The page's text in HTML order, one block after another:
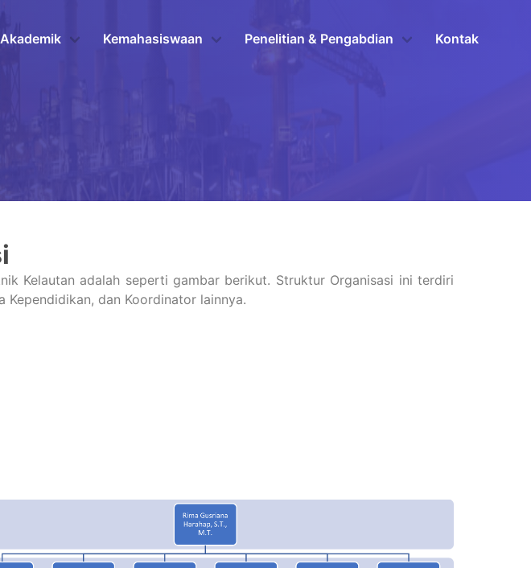
Akademik Kemahasiswaan Penelitian & Pengabdian Kontak
Kelautan adalah seperti gambar berikut. Struktur Organisasi ini terdiri
Kependidikan, dan Koordinator lainnya.